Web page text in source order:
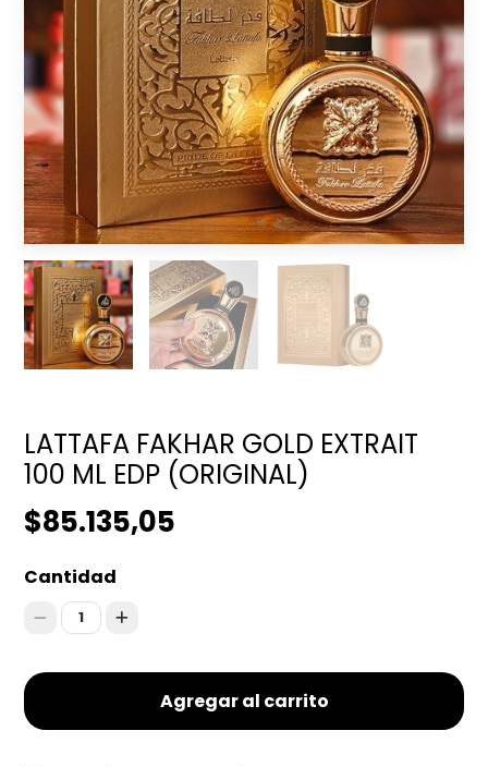
LATTAFA FAKHAR GOLD EXTRAIT
100 ML EDP (ORIGINAL)
$85.135,05
Cantidad
1
Agregar al carrito